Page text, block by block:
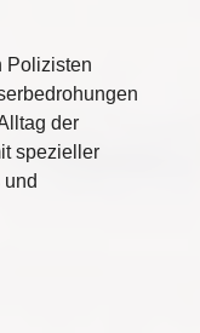
Polizisten
der
spezieller